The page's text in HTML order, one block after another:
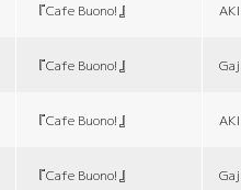
『Cafe Buono!』
『Cafe Buono!』
『Cafe Buono!』
『Cafe Buono!』